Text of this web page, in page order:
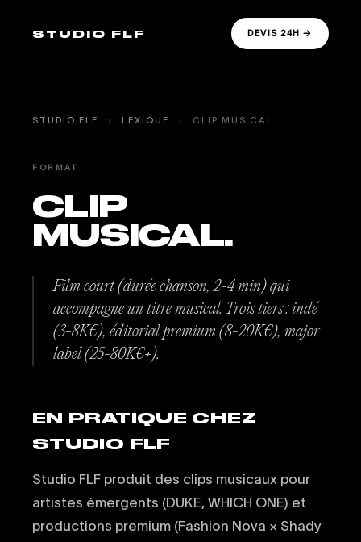
STUDIO FLF DEVIS 24H →
STUDIO FLF › LEXIQUE › CLIP MUSICAL
FORMAT
CLIP
MUSICAL.
Film court (durée chanson, 2-4 min) qui
accompagne un titre musical. Trois tiers : indé
(3-8K€), éditorial premium (8-20K€), major
label (25-80K€+).
EN PRATIQUE CHEZ
STUDIO FLF
Studio FLF produit des clips musicaux pour
artistes émergents (DUKE, WHICH ONE) et
productions premium (Fashion Nova × Shady